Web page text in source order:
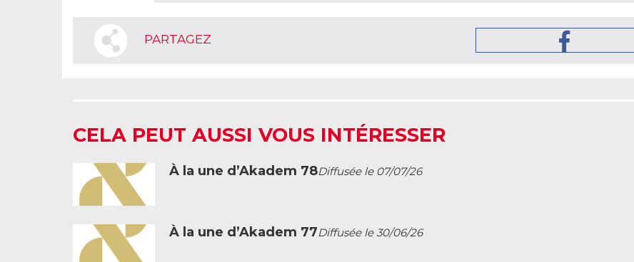
PARTAGEZ
CELA PEUT AUSSI VOUS INTÉRESSER
À la une d’Akadem 78Diffusée le 07/07/26
À la une d’Akadem 77Diffusée le 30/06/26